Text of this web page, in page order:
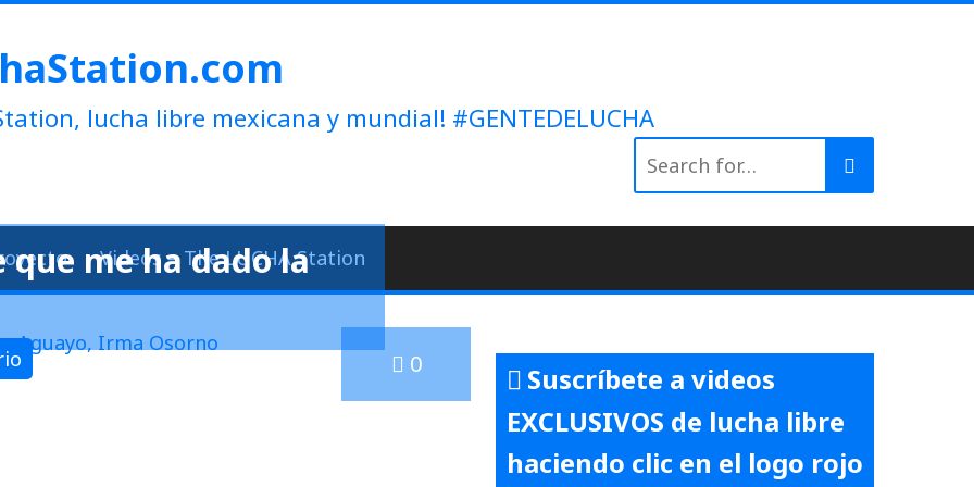
lucha libre mexicana y mundial! #GENTEDELUCHA
for:
Videos – The LUCHA Station
0
me ha dado la
Suscríbete a videos
EXCLUSIVOS de lucha libre
haciendo clic en el logo rojo